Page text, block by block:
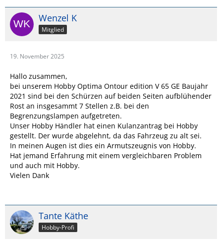
Wenzel K
Mitglied
19. November 2025
Hallo zusammen,
bei unserem Hobby Optima Ontour edition V 65 GE Baujahr
2021 sind bei den Schürzen auf beiden Seiten aufblühender
Rost an insgesammt 7 Stellen z.B. bei den
Begrenzungslampen aufgetreten.
Unser Hobby Händler hat einen Kulanzantrag bei Hobby
gestellt. Der wurde abgelehnt, da das Fahrzeug zu alt sei.
In meinen Augen ist dies ein Armutszeugnis von Hobby.
Hat jemand Erfahrung mit einem vergleichbaren Problem
und auch mit Hobby.
Vielen Dank
Tante Käthe
Hobby-Profi